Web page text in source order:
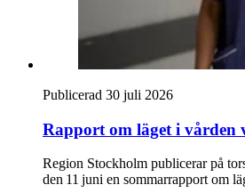
Publicerad 30 juli 2026
Rapport om läget i vården
Region Stockholm publicerar på
den 11 juni en sommarrapport om